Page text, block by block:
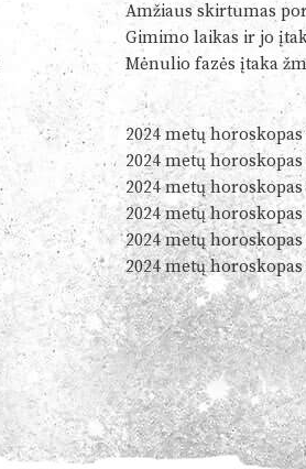
Amžiaus skirtumas
Gimimo laikas ir jo
Mėnulio fazės įtaka
2024 metų
2024 metų
2024 metų
2024 metų
2024 metų
2024 metų